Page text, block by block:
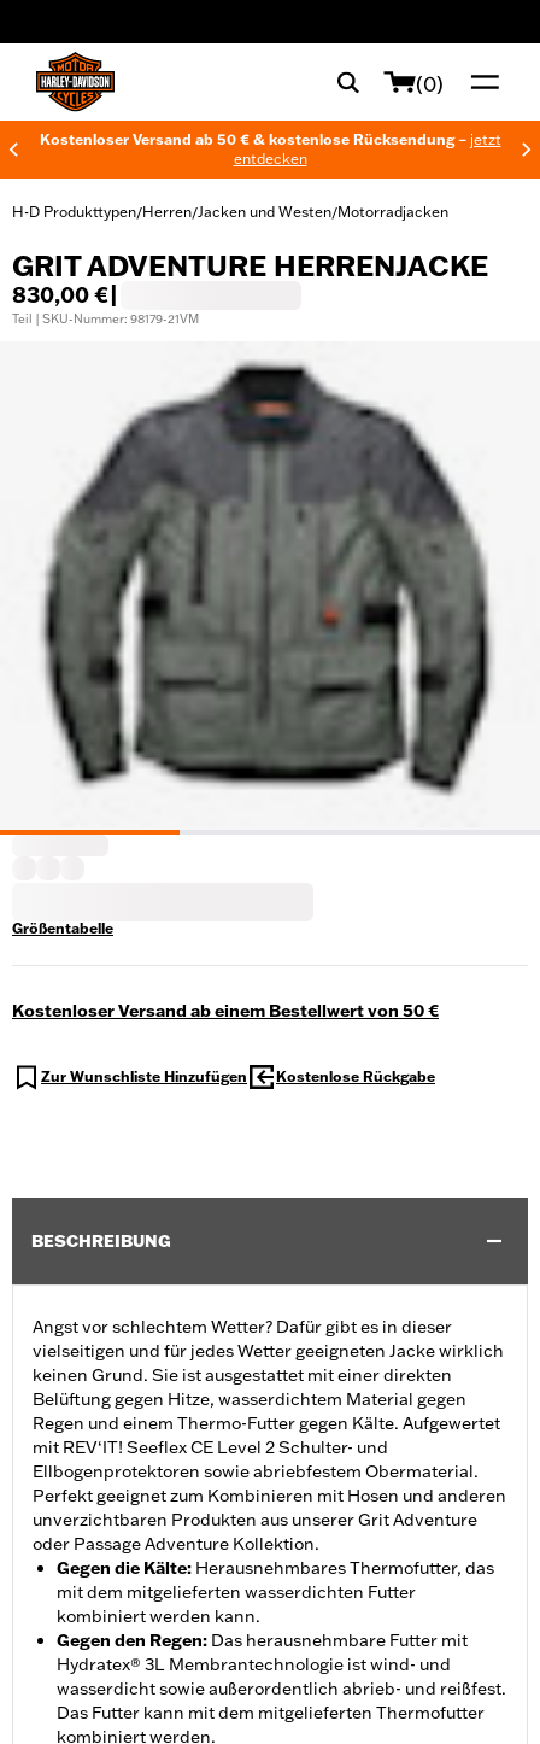
(0)
Kostenloser Versand ab 50 € & kostenlose Rücksendung – jetzt
entdecken
H-D Produkttypen/Herren/Jacken und Westen/Motorradjacken
GRIT ADVENTURE HERRENJACKE
830,00 €
Teil | SKU-Nummer: 98179-21VM
Größentabelle
Kostenloser Versand ab einem Bestellwert von 50 €
Zur Wunschliste Hinzufügen Kostenlose Rückgabe
BESCHREIBUNG
Angst vor schlechtem Wetter? Dafür gibt es in dieser
vielseitigen und für jedes Wetter geeigneten Jacke wirklich
keinen Grund. Sie ist ausgestattet mit einer direkten
Belüftung gegen Hitze, wasserdichtem Material gegen
Regen und einem Thermo-Futter gegen Kälte. Aufgewertet
mit REV‘IT! Seeflex CE Level 2 Schulter- und
Ellbogenprotektoren sowie abriebfestem Obermaterial.
Perfekt geeignet zum Kombinieren mit Hosen und anderen
unverzichtbaren Produkten aus unserer Grit Adventure
oder Passage Adventure Kollektion.
Gegen die Kälte: Herausnehmbares Thermofutter, das
mit dem mitgelieferten wasserdichten Futter
kombiniert werden kann.
Gegen den Regen: Das herausnehmbare Futter mit
Hydratex® 3L Membrantechnologie ist wind- und
wasserdicht sowie außerordentlich abrieb- und reißfest.
Das Futter kann mit dem mitgelieferten Thermofutter
kombiniert werden.